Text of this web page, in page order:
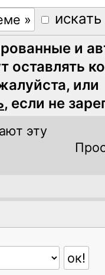
и
оставлять
или
, если не
эту